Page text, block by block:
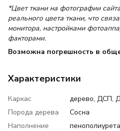
*Цвет ткани на фотографии
реального цвета ткани, что
монитора, настройками
факторами.
Возможна погрешность в
Характеристики
Каркас
дерево, ДСП,
Порода дерева
Сосна
Наполнение